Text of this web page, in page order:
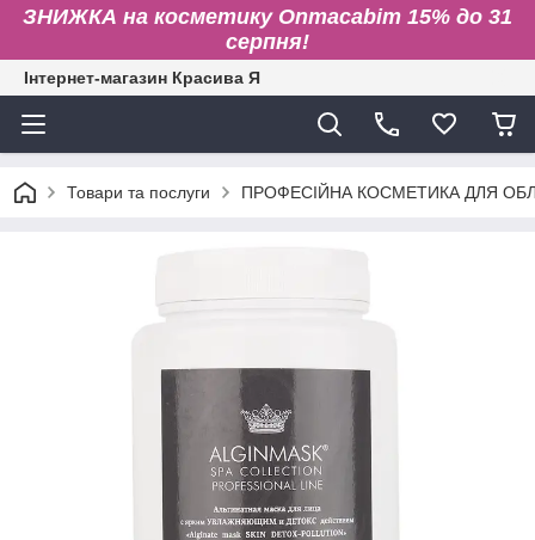
ЗНИЖКА на косметику Onmacabim 15% до 31
серпня!
Інтернет-магазин Красива Я
Товари та послуги ПРОФЕСІЙНА КОСМЕТИКА ДЛЯ